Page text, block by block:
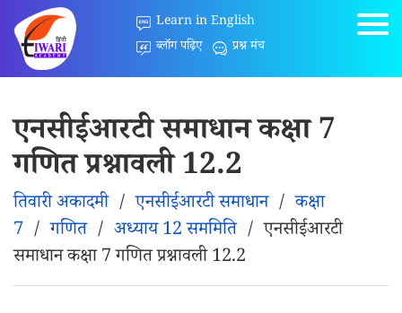
Learn in English
ब्लॉग पढ़िए
प्रश्न मंच
एनसीईआरटी समाधान कक्षा 7
गणित प्रश्नावली 12.2
तिवारी अकादमी/एनसीईआरटी समाधान/कक्षा
7 /गणित/ अध्याय 12 सममिति/एनसीईआरटी
समाधान कक्षा 7 गणित प्रश्नावली 12.2